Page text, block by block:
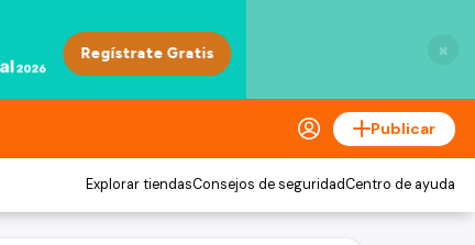
×
Publicar
Explorar tiendasConsejos de seguridadCentro de ayuda